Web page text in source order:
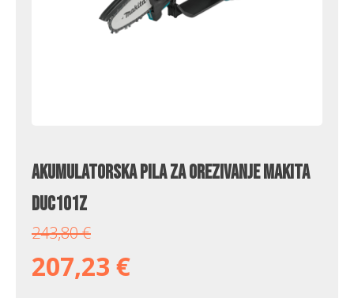
Akumulatorska pila za orezivanje Makita
DUC101Z
243,80€
207,23 €